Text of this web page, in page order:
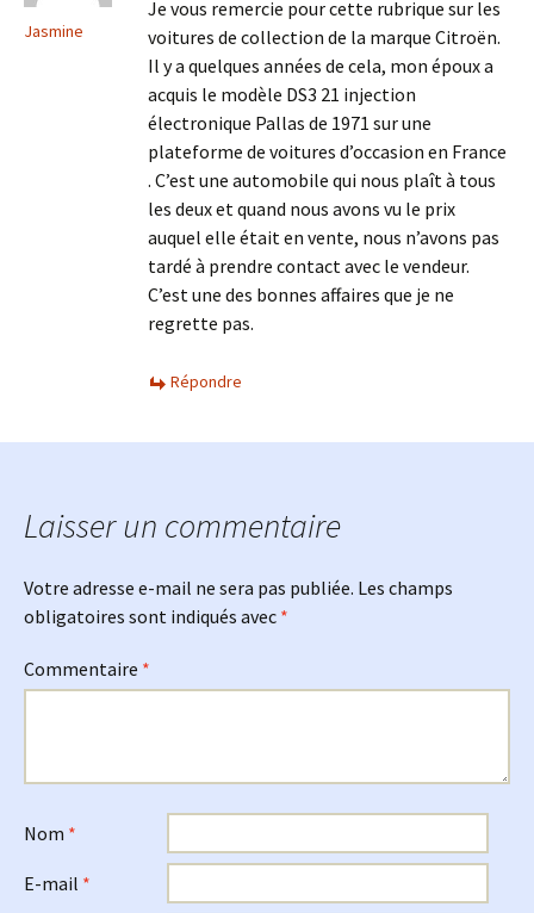
Jasmine
Je vous remercie pour cette rubrique sur les
voitures de collection de la marque Citroën.
Il y a quelques années de cela, mon époux a
acquis le modèle DS3 21 injection
électronique Pallas de 1971 sur une
plateforme de voitures d’occasion en France
. C’est une automobile qui nous plaît à tous
les deux et quand nous avons vu le prix
auquel elle était en vente, nous n’avons pas
tardé à prendre contact avec le vendeur.
C’est une des bonnes affaires que je ne
regrette pas.
Répondre
Laisser un commentaire
Votre adresse e-mail ne sera pas publiée. Les champs
obligatoires sont indiqués avec *
Commentaire *
Nom *
E-mail *